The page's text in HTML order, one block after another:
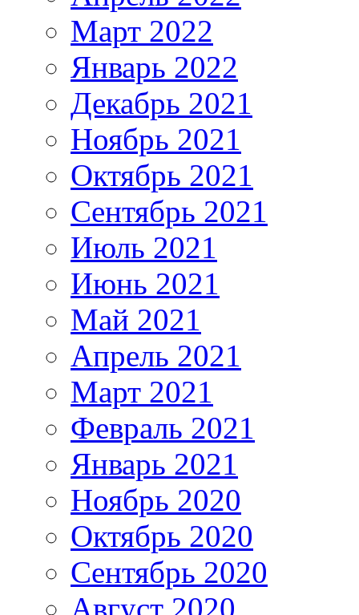
Март 2022
Январь 2022
Декабрь 2021
Ноябрь 2021
Октябрь 2021
Сентябрь 2021
Июль 2021
Июнь 2021
Май 2021
Апрель 2021
Март 2021
Февраль 2021
Январь 2021
Ноябрь 2020
Октябрь 2020
Сентябрь 2020
Август 2020